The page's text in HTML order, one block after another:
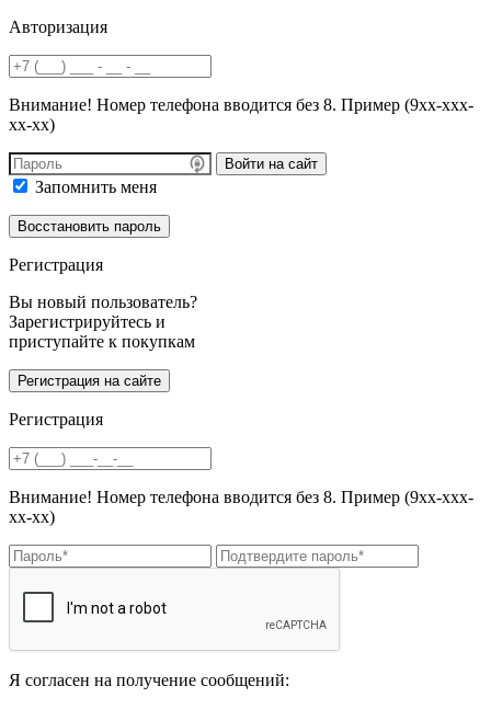
Авторизация
Внимание! Номер телефона вводится без 8. Пример (9хх-ххх-
хх-хх)
Войти на сайт
Запомнить меня
Регистрация
Вы новый пользователь?
Зарегистрируйтесь и
приступайте к покупкам
Регистрация
Внимание! Номер телефона вводится без 8. Пример (9хх-ххх-
хх-хх)
Я согласен на получение сообщений: